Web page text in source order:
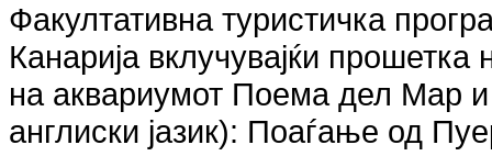
Факултативна туристичка
Канарија вклучувајќи прошетка
на аквариумот Поема дел Мар и
англиски јазик): Поаѓање од